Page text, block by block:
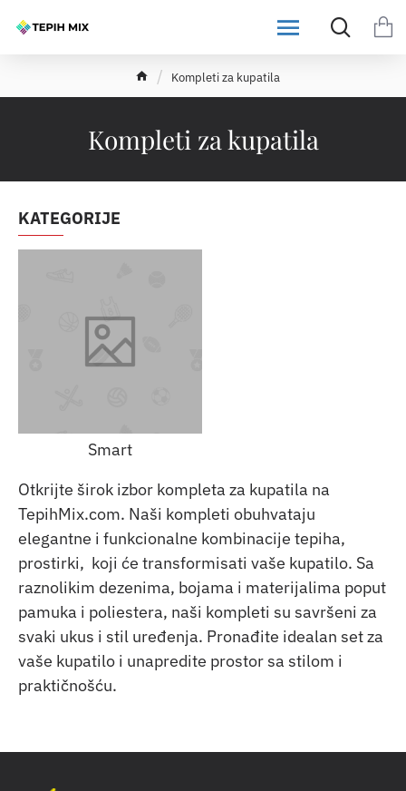
Kompleti za kupatila
o
Kompleti za kupatila
Otkrijte širok izbor kompleta za kupatila na
TepihMix.com. Naši kompleti obuhvataju
elegantne i funkcionalne kombinacije tepiha,
prostirki, koji će transformisati vaše kupatilo. Sa
raznolikim dezenima, bojama i materijalima poput
pamuka i poliestera, naši kompleti su savršeni za
svaki ukus i stil uređenja. Pronađite idealan set za
vaše kupatilo i unapredite prostor sa stilom i
praktičnošću.
KATEGORIJE
Smart